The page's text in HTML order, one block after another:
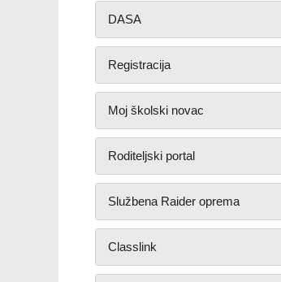
DASA
Registracija
Moj školski novac
Roditeljski portal
Službena Raider oprema
Classlink